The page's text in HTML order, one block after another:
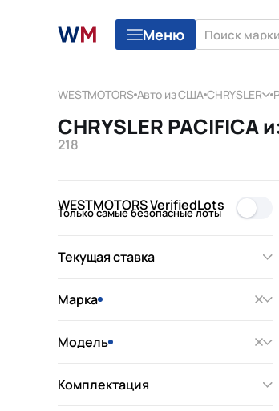
Меню
WESTMOTORS Авто из США CHRYSLER
CHRYSLER
218
WESTMOTORS VerifiedLots
Только самые безопасные лоты
Текущая ставка
Марка
Модель
Комплектация